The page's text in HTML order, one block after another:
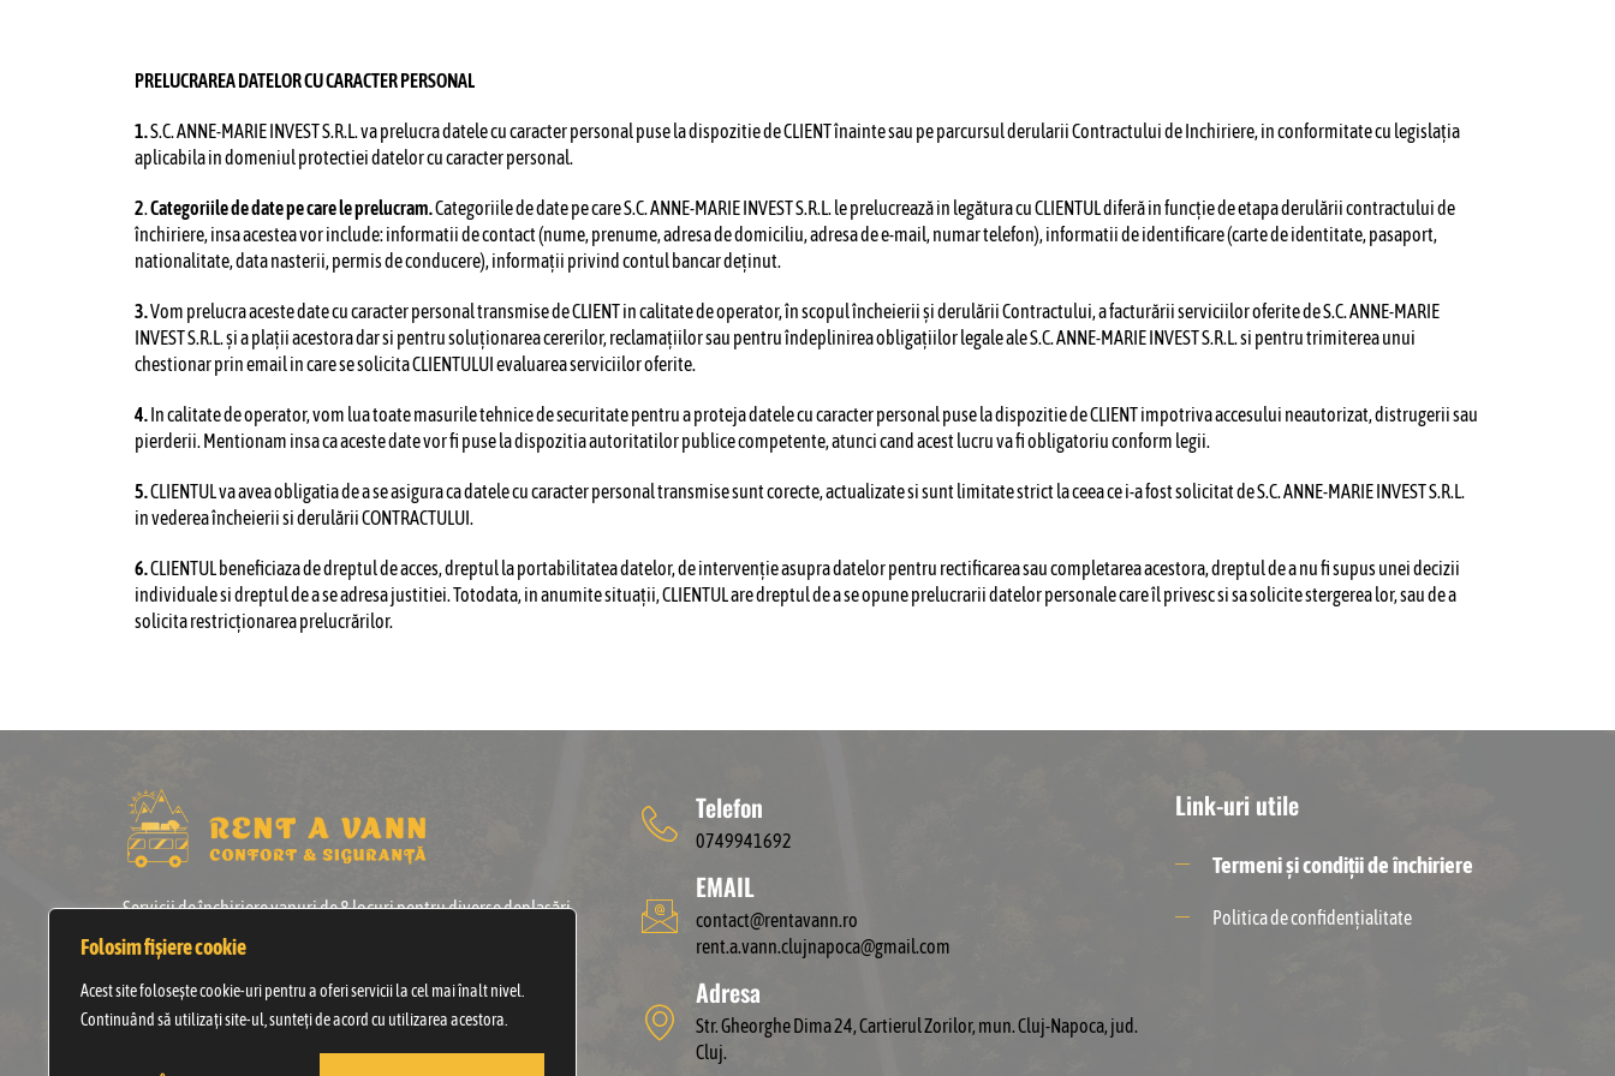
Folosim fișiere cookie
Acest site folosește cookie-uri pentru a oferi servicii la cel mai înalt nivel.
Continuând să utilizați site-ul, sunteți de acord cu utilizarea acestora.
PRELUCRAREA DATELOR CU CARACTER PERSONAL
1.S.C. ANNE-MARIE INVEST S.R.L. va prelucra datele cu caracter personal puse la dispozitie de CLIENT înainte sau pe parcursul derularii Contractului de Inchiriere, in conformitate cu legislația
aplicabila in domeniul protectiei datelor cu caracter personal.
2.Categoriile de date pe care le prelucram.Categoriile de date pe care S.C. ANNE-MARIE INVEST S.R.L. le prelucrează in legătura cu CLIENTUL diferă in funcție de etapa derulării contractului de
închiriere, insa acestea vor include: informatii de contact (nume, prenume, adresa de domiciliu, adresa de e-mail, numar telefon), informatii de identificare (carte de identitate, pasaport,
nationalitate, data nasterii, permis de conducere), informații privind contul bancar deținut.
3.Vom prelucra aceste date cu caracter personal transmise de CLIENT in calitate de operator, în scopul încheierii și derulării Contractului, a facturării serviciilor oferite de S.C. ANNE-MARIE
INVEST S.R.L. și a plații acestora dar si pentru soluționarea cererilor, reclamațiilor sau pentru îndeplinirea obligațiilor legale aleS.C. ANNE-MARIE INVEST S.R.L. si pentru trimiterea unui
chestionar prin email in care se solicita CLIENTULUI evaluarea serviciilor oferite.
4.In calitate de operator, vom lua toate masurile tehnice de securitate pentru a proteja datele cu caracter personal puse la dispozitie de CLIENT impotriva accesului neautorizat, distrugerii sau
pierderii. Mentionam insa ca aceste date vor fi puse la dispozitia autoritatilor publice competente, atunci cand acest lucru va fi obligatoriu conform legii.
5.CLIENTUL va avea obligatia de a se asigura ca datele cu caracter personal transmise sunt corecte, actualizate si sunt limitate strict la ceea ce i-a fost solicitat de S.C. ANNE-MARIE INVEST S.R.L.
in vederea încheierii si derulării CONTRACTULUI.
6.CLIENTUL beneficiaza de dreptul de acces, dreptul la portabilitatea datelor, de intervenție asupra datelor pentru rectificarea sau completarea acestora, dreptul de a nu fi supus unei decizii
individuale si dreptul de a se adresa justitiei. Totodata, in anumite situații, CLIENTUL are dreptul de a se opune prelucrarii datelor personale care îl privesc si sa solicite stergerea lor, sau de a
solicita restricționarea prelucrărilor.
Servicii de închiriere vanuri de 8 locuri pentru diverse deplasări
interne sau internaționale, deplasări turistice și cultural istorice
cu ghid autorizat, transfer aeroport, închiriere cu
șofer sau diferite ocazii.
Telefon
0749941692
EMAIL
contact@rentavann.ro
rent.a.vann.clujnapoca@gmail.com
Adresa
Str. Gheorghe Dima 24, Cartierul Zorilor, mun. Cluj-Napoca, jud.
Cluj.
Link-uri utile
Termeni și condiții de închiriere
Politica de confidențialitate